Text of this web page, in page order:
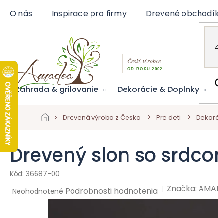
O nás Inspirace pro firmy Drevené
Záhrada & grilovanie Dekorácie & Doplnky
Drevená výroba z Česka Pre deti
Drevený slon so
36687-00
Priemerné
hodnotenie
Neohodnotené Podrobnosti hodnotenia Značka: